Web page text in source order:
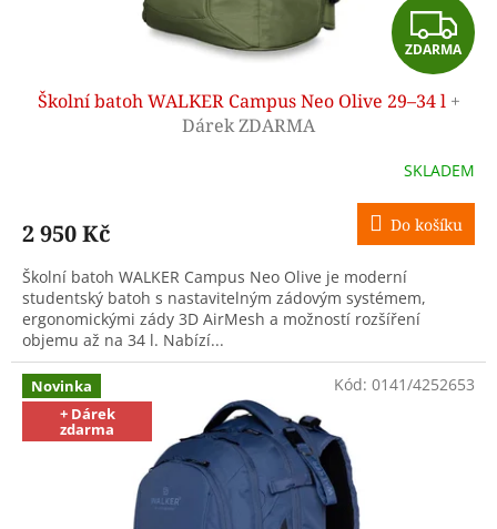
Z
D
A
R
M
A
ZDARMA
Školní batoh WALKER Campus Neo Olive 29–34 l +
Dárek ZDARMA
SKLADEM
2 950 Kč Do košíku
Školní batoh WALKER Campus Neo Olive je moderní
studentský batoh s nastavitelným zádovým systémem,
ergonomickými zády 3D AirMesh a možností rozšíření
objemu až na 34 l. Nabízí...
Novinka
+ Dárek
zdarma
Kód: 0141/4252653